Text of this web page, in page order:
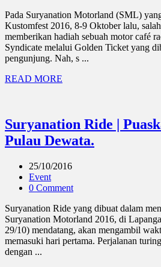
Pada Suryanation Motorland (SML)
Kustomfest 2016, 8-9 Oktober lalu,
memberikan hadiah sebuah motor café
Syndicate melalui Golden Ticket yang
pengunjung. Nah, s ...
READ MORE
Suryanation Ride |
Pulau Dewata.
25/10/2016
Event
0 Comment
Suryanation Ride yang dibuat dalam
Suryanation Motorland 2016, di
29/10) mendatang, akan mengambil
memasuki hari pertama. Perjalanan
dengan ...